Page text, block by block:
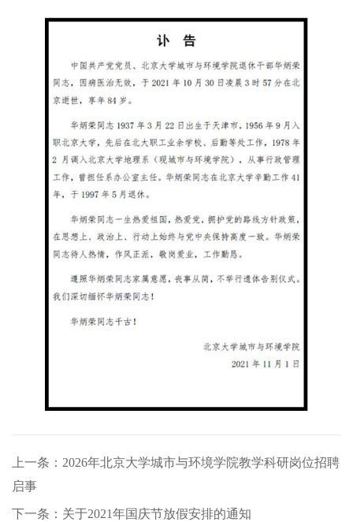
上一条：2026年北京大学城市与环境学院教学科研岗位招聘
启事
下一条：关于2021年国庆节放假安排的通知